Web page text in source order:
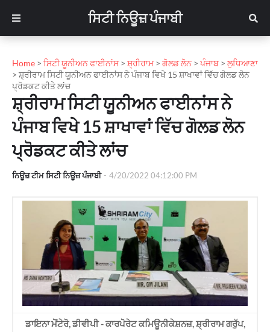
ਸਿਟੀ ਨਿਊਜ਼ ਪੰਜਾਬੀ
Home > ਸਿਟੀ ਯੂਨੀਅਨ ਫਾਈਨਾਂਸ> ਸ਼੍ਰੀਰਾਮ> ਗੋਲਡ ਲੋਨ > ਪੰਜਾਬ >ਲੁਧਿਆਣਾ
> ਸ਼੍ਰੀਰਾਮ ਸਿਟੀ ਯੂਨੀਅਨ ਫਾਈਨਾਂਸ ਨੇ ਪੰਜਾਬ ਵਿਖੇ 15 ਸ਼ਾਖਾਵਾਂ ਵਿੱਚ ਗੋਲਡ ਲੋਨ
ਪ੍ਰੋਡਕਟ ਕੀਤੇ ਲਾਂਚ
ਸ਼੍ਰੀਰਾਮ ਸਿਟੀ ਯੂਨੀਅਨ ਫਾਈਨਾਂਸ ਨੇ
ਪੰਜਾਬ ਵਿਖੇ 15 ਸ਼ਾਖਾਵਾਂ ਵਿੱਚ ਗੋਲਡ ਲੋਨ
ਪ੍ਰੋਡਕਟ ਕੀਤੇ ਲਾਂਚ
ਨਿਊਜ਼ ਟੀਮ ਸਿਟੀ ਨਿਊਜ਼ ਪੰਜਾਬੀ - 4/20/2022 04:12:00 PM
ਡਾਇਨਾ ਮੋਂਟੇਰੋ, ਡੀਵੀਪੀ - ਕਾਰਪੋਰੇਟ ਕਮਿਊਨੀਕੇਸ਼ਨਜ਼, ਸ਼੍ਰੀਰਾਮ ਗਰੁੱਪ,